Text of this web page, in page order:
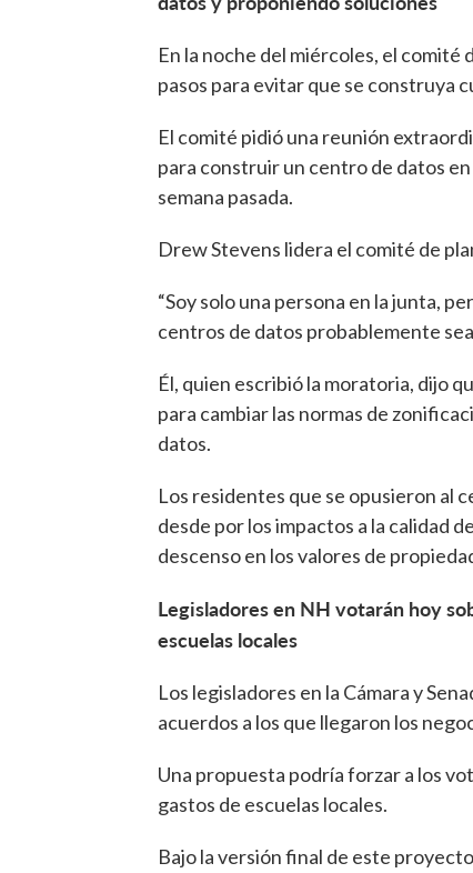
En la noche del miércoles, el
pasos para evitar que se construya
El comité pidió una reunión
para construir un centro de datos
semana pasada.
Drew Stevens lidera el comité de
“Soy solo una persona en la junta,
centros de datos probablemente
Él, quien escribió la moratoria, dijo
para cambiar las normas de
datos.
Los residentes que se opusieron al
desde por los impactos a la calidad
descenso en los valores de
Legisladores en NH votarán hoy
escuelas locales
Los legisladores en la Cámara y
acuerdos a los que llegaron los
Una propuesta podría forzar a los
gastos de escuelas locales.
Bajo la versión final de este